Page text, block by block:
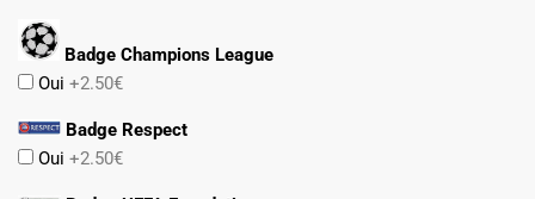
Badge Champions League
Oui +2.50€
Badge Respect
Oui +2.50€